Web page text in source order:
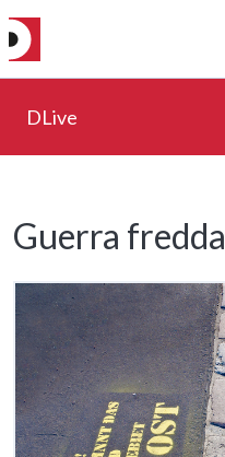
DLive
Guerra fredda